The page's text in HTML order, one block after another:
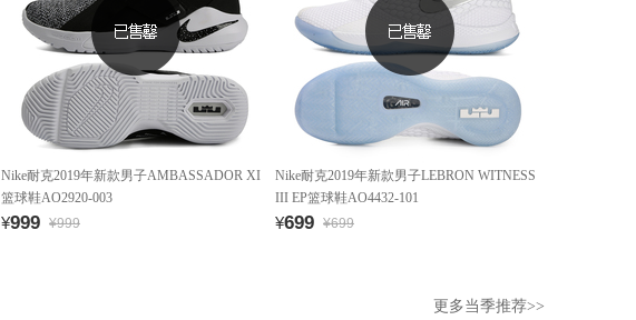
Nike耐克2019年新款男子AMBASSADOR XI
篮球鞋AO2920-003
¥999 ¥999
Nike耐克2019年新款男子LEBRON WITNESS
III EP篮球鞋AO4432-101
¥699 ¥699
更多当季推荐>>